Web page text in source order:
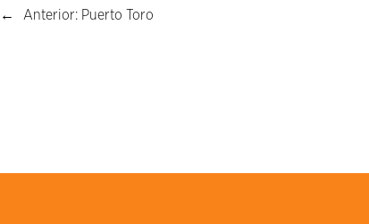
← Anterior: Puerto Toro